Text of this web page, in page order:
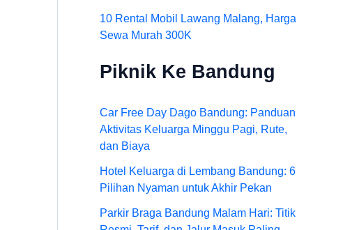
10 Rental Mobil Lawang Malang, Harga
Sewa Murah 300K
Piknik Ke Bandung
Car Free Day Dago Bandung: Panduan
Aktivitas Keluarga Minggu Pagi, Rute,
dan Biaya
Hotel Keluarga di Lembang Bandung: 6
Pilihan Nyaman untuk Akhir Pekan
Parkir Braga Bandung Malam Hari: Titik